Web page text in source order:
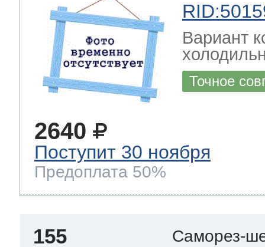
Вариант
Точное
2640
Поступит 30 ноября
Предоплата 50%
155
Саморез-